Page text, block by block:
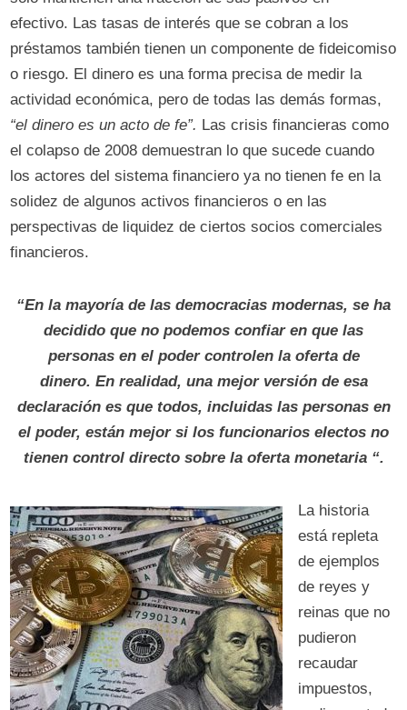
efectivo. Las tasas de interés que se cobran a los
préstamos también tienen un componente de fideicomiso
o riesgo. El dinero es una forma precisa de medir la
actividad económica, pero de todas las demás formas,
“el dinero es un acto de fe”. Las crisis financieras como
el colapso de 2008 demuestran lo que sucede cuando
los actores del sistema financiero ya no tienen fe en la
solidez de algunos activos financieros o en las
perspectivas de liquidez de ciertos socios comerciales
financieros.
“En la mayoría de las democracias modernas, se ha
decidido que no podemos confiar en que las
personas en el poder controlen la oferta de
dinero. En realidad, una mejor versión de esa
declaración es que todos, incluidas las personas en
el poder, están mejor si los funcionarios electos no
tienen control directo sobre la oferta monetaria “.
La historia
está repleta
de ejemplos
de reyes y
reinas que no
pudieron
recaudar
impuestos,